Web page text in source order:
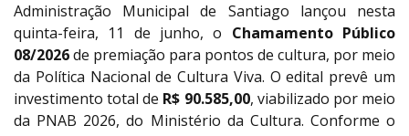
Administração Municipal de Santiago lançou nesta
quinta-feira, 11 de junho, o Chamamento Público
08/2026de premiação para pontos de cultura, por meio
da Política Nacional de Cultura Viva. O edital prevê um
investimento total de R$ 90.585,00, viabilizado por meio
da PNAB 2026, do Ministério da Cultura. Conforme o